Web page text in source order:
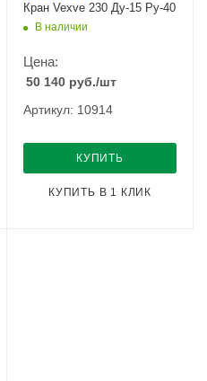
Кран Vexve 230 Ду-15 Ру-40
В наличии
Цена:
50 140 руб./шт
Артикул: 10914
КУПИТЬ
КУПИТЬ В 1 КЛИК